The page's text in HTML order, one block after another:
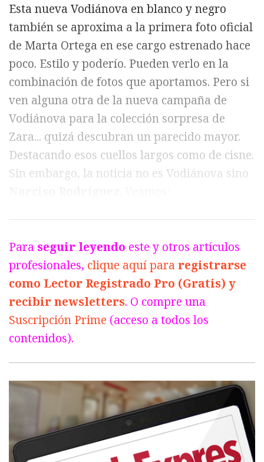
Esta nueva Vodiánova en blanco y negro
también se aproxima a la primera foto oficial
de Marta Ortega en ese cargo estrenado hace
poco. Estilo y poderío. Pueden verlo en la
combinación de fotos que aportamos. Pero si
ven alguna otra de la nueva campaña de
Vodiánova para la colección sorpresa de
Zara... quizá descubran un parecido mayor.
Destacando esos cuellos largos como de cisne.
Sin embargo, la noticia no es Vodiánova sino
Para seguir leyendo este y otros artículos
profesionales, clique aquí para registrarse
como Lector Registrado Pro (Gratis) y
recibir newsletters. O compre una
Suscripción Prime (acceso a todos los
contenidos).